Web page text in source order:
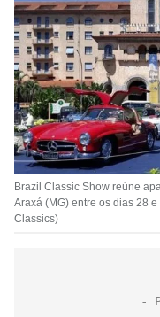
Brazil Classic Show reúne
Araxá (MG) entre os dias 28
Classics)